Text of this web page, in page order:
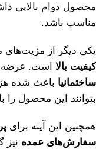
محصول دوام بالایی
مناسب باشد.
یکی دیگر از مزیت‌های
کیفیت بالا است. عرضه
ساختمانیا باعث شده
بتوانند این محصول را
همچنین این آینه برای
سفارش‌های عمده